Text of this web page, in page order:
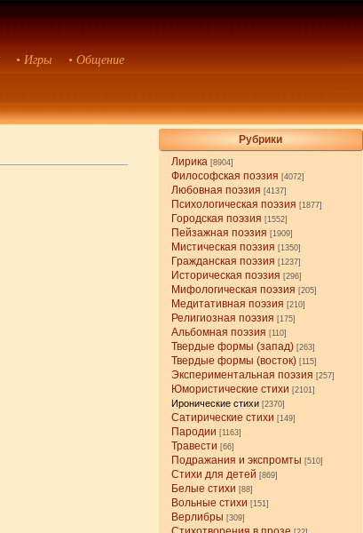
• Игры • Общение
Рубрики
Лирика [8904]
Философская поэзия [4072]
Любовная поэзия [4137]
Психологическая поэзия [1877]
Городская поэзия [1552]
Пейзажная поэзия [1909]
Мистическая поэзия [1350]
Гражданская поэзия [1237]
Историческая поэзия [296]
Мифологическая поэзия [205]
Медитативная поэзия [210]
Религиозная поэзия [175]
Альбомная поэзия [110]
Твердые формы (запад) [263]
Твердые формы (восток) [115]
Экспериментальная поэзия [257]
Юмористические стихи [2101]
Иронические стихи [2370]
Сатирические стихи [149]
Пародии [1163]
Травести [66]
Подражания и экспромты [510]
Стихи для детей [869]
Белые стихи [88]
Вольные стихи [151]
Верлибры [309]